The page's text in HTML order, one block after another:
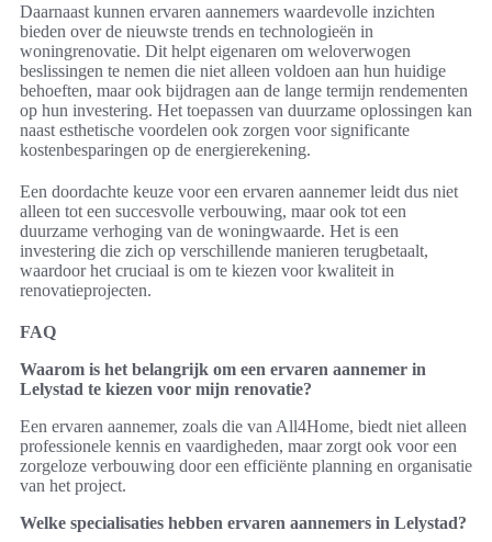
Daarnaast kunnen ervaren aannemers waardevolle inzichten
bieden over de nieuwste trends en technologieën in
woningrenovatie. Dit helpt eigenaren om weloverwogen
beslissingen te nemen die niet alleen voldoen aan hun huidige
behoeften, maar ook bijdragen aan de lange termijn rendementen
op hun investering. Het toepassen van duurzame oplossingen kan
naast esthetische voordelen ook zorgen voor significante
kostenbesparingen op de energierekening.
Een doordachte keuze voor een ervaren aannemer leidt dus niet
alleen tot een succesvolle verbouwing, maar ook tot een
duurzame verhoging van de woningwaarde. Het is een
investering die zich op verschillende manieren terugbetaalt,
waardoor het cruciaal is om te kiezen voor kwaliteit in
renovatieprojecten.
FAQ
Waarom is het belangrijk om een ervaren aannemer in
Lelystad te kiezen voor mijn renovatie?
Een ervaren aannemer, zoals die van All4Home, biedt niet alleen
professionele kennis en vaardigheden, maar zorgt ook voor een
zorgeloze verbouwing door een efficiënte planning en organisatie
van het project.
Welke specialisaties hebben ervaren aannemers in Lelystad?